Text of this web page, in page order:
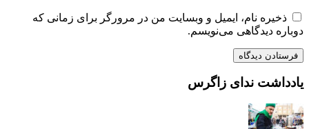
ذخیره نام، ایمیل و وبسایت من در مرورگر برای زمانی که
دوباره دیدگاهی می‌نویسم.
یادداشت ندای زاگرس